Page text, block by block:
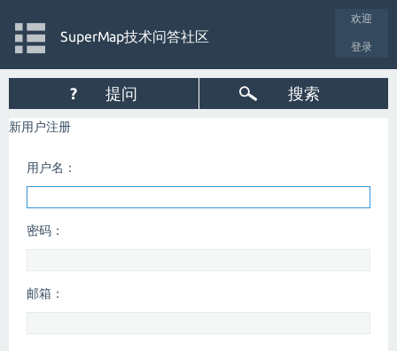
欢迎
登录
SuperMap技术问答社区
? 提问 搜索
新用户注册
用户名：
密码：
邮箱：